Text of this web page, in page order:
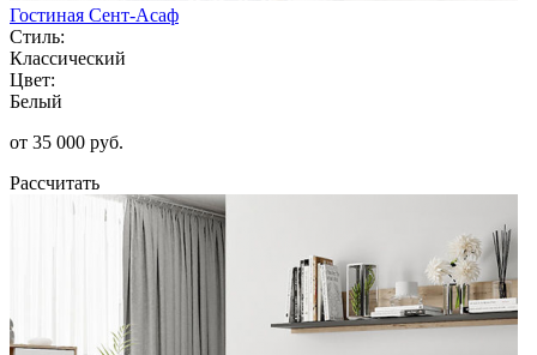
Гостиная Сент-Асаф
Стиль:
Классический
Цвет:
Белый
от 35 000 руб.
Рассчитать